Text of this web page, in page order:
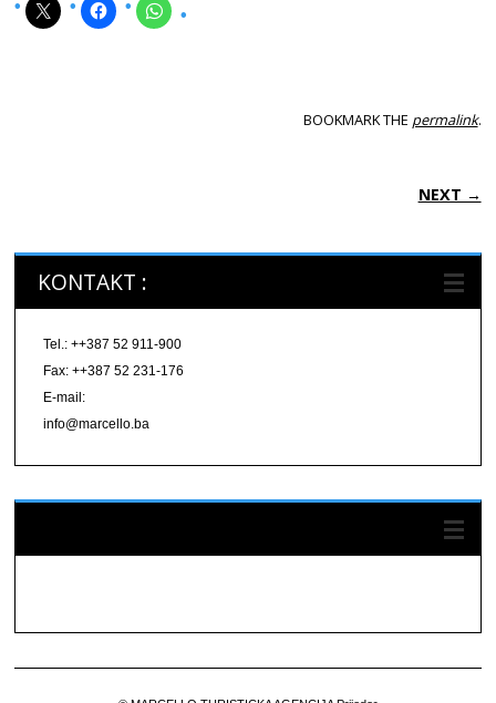
BOOKMARK THE permalink.
NEXT →
KONTAKT :
Tel.: ++387 52 911-900
Fax: ++387 52 231-176
E-mail:
info@marcello.ba